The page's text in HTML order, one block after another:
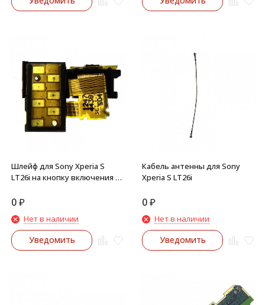
Шлейф для Sony Xperia S
LT26i на кнопку включения и
0₽
Нет в наличии
Уведомить
Кабель антенны для Sony
Xperia S LT26i
0₽
Нет в наличии
Уведомить